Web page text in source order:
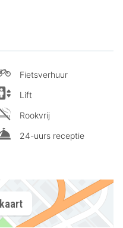
Fietsverhuur
Lift
Rookvrij
24-uurs receptie